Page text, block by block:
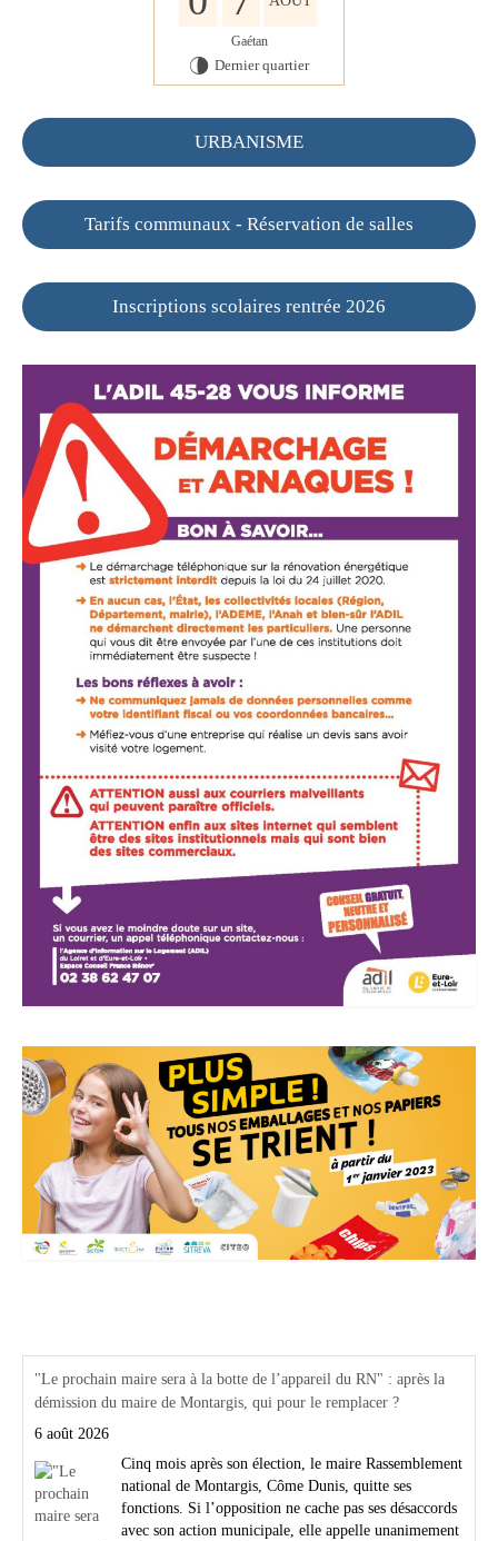
Gaétan
U Dernier quartier
URBANISME
Tarifs communaux - Réservation de salles
Inscriptions scolaires rentrée 2026
"Le prochain maire sera à la botte de l’appareil du RN" : après la
démission du maire de Montargis, qui pour le remplacer ?
6 août 2026
Cinq mois après son élection, le maire Rassemblement
national de Montargis, Côme Dunis, quitte ses
fonctions. Si l’opposition ne cache pas ses désaccords
avec son action municipale, elle appelle unanimement